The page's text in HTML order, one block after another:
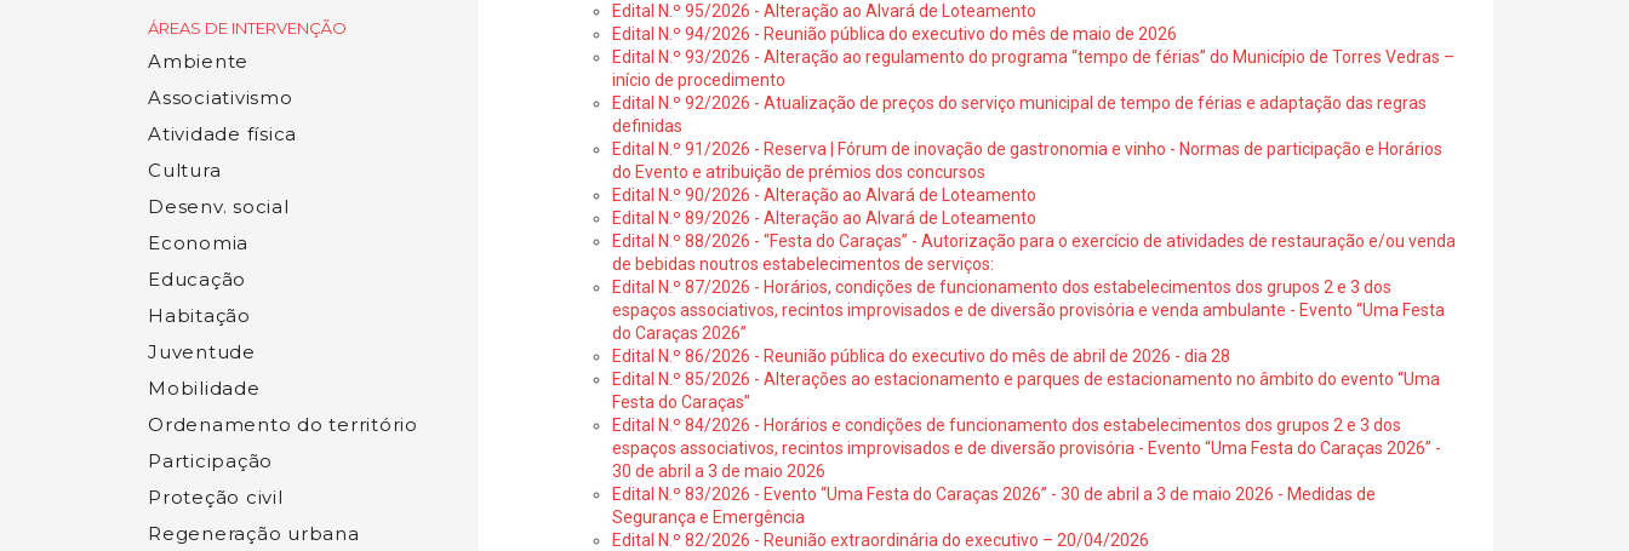
ÁREAS DE INTERVENÇÃO
Ambiente
Associativismo
Atividade física
Cultura
Desenv. social
Economia
Educação
Habitação
Juventude
Mobilidade
Ordenamento do território
Participação
Proteção civil
Regeneração urbana
Edital N.º 95/2026 - Alteração ao Alvará de Loteamento
Edital N.º 94/2026 - Reunião pública do executivo do mês de maio de 2026
Edital N.º 93/2026 - Alteração ao regulamento do programa “tempo de férias” do Município de Torres Vedras –
início de procedimento
Edital N.º 92/2026 - Atualização de preços do serviço municipal de tempo de férias e adaptação das regras
definidas
Edital N.º 91/2026 - Reserva | Fórum de inovação de gastronomia e vinho - Normas de participação e Horários
do Evento e atribuição de prémios dos concursos
Edital N.º 90/2026 - Alteração ao Alvará de Loteamento
Edital N.º 89/2026 - Alteração ao Alvará de Loteamento
Edital N.º 88/2026 - “Festa do Caraças” - Autorização para o exercício de atividades de restauração e/ou venda
de bebidas noutros estabelecimentos de serviços:
Edital N.º 87/2026 - Horários, condições de funcionamento dos estabelecimentos dos grupos 2 e 3 dos
espaços associativos, recintos improvisados e de diversão provisória e venda ambulante - Evento “Uma Festa
do Caraças 2026”
Edital N.º 86/2026 - Reunião pública do executivo do mês de abril de 2026 - dia 28
Edital N.º 85/2026 - Alterações ao estacionamento e parques de estacionamento no âmbito do evento “Uma
Festa do Caraças”
Edital N.º 84/2026 - Horários e condições de funcionamento dos estabelecimentos dos grupos 2 e 3 dos
espaços associativos, recintos improvisados e de diversão provisória - Evento “Uma Festa do Caraças 2026” -
30 de abril a 3 de maio 2026
Edital N.º 83/2026 - Evento “Uma Festa do Caraças 2026” - 30 de abril a 3 de maio 2026 - Medidas de
Segurança e Emergência
Edital N.º 82/2026 - Reunião extraordinária do executivo – 20/04/2026